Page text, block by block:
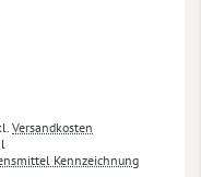
Versandkosten
l
Kennzeichnung